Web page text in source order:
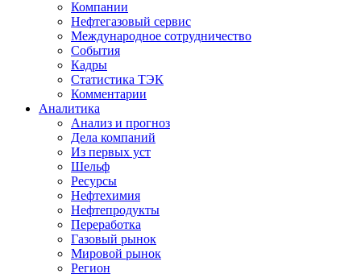
Компании
Нефтегазовый сервис
Международное сотрудничество
События
Кадры
Статистика ТЭК
Комментарии
Аналитика
Анализ и прогноз
Дела компаний
Из первых уст
Шельф
Ресурсы
Нефтехимия
Нефтепродукты
Переработка
Газовый рынок
Мировой рынок
Регион